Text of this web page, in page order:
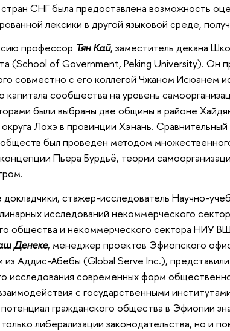
СНГ была предоставлена возможность
лексики в другой языковой среде,
профессор Тян Кай, заместитель декана
(School of Government, Peking University). Он
совместно с его коллегой Чжаном Исюанем
капитала сообщества на уровень
были выбраны две общины в районе
Лохэ в провинции Хэнань. Сравнительный
был проведен методом
Пьера Бурдьё, теории
стажер-исследователь Научно-
исследований некоммерческого
общества и некоммерческого сектора НИУ
Денеке, менеджер проектов Эфиопского
из Аддис-Абебы (Global Serve Inc.),
исследования современных форм
с государственными
гражданского общества в Эфиопии
либерализации законодательства, но и